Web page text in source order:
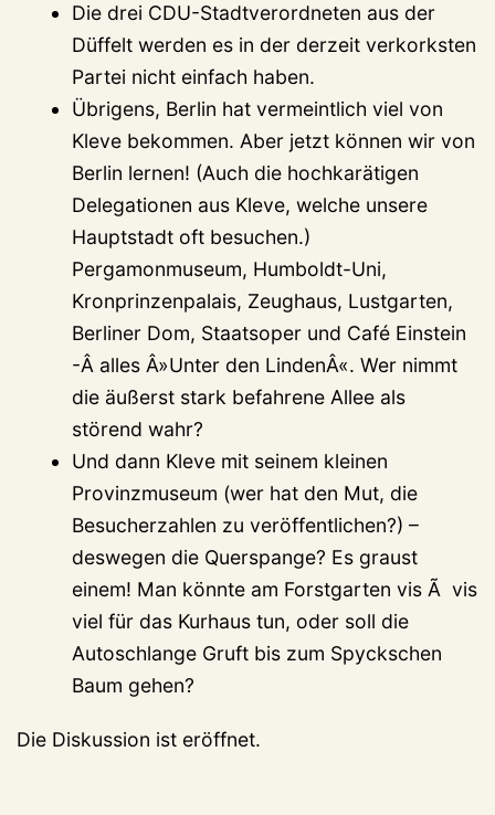
Die drei CDU-Stadtverordneten aus der
Düffelt werden es in der derzeit verkorksten
Partei nicht einfach haben.
Übrigens, Berlin hat vermeintlich viel von
Kleve bekommen. Aber jetzt können wir von
Berlin lernen! (Auch die hochkarätigen
Delegationen aus Kleve, welche unsere
Hauptstadt oft besuchen.)
Pergamonmuseum, Humboldt-Uni,
Kronprinzenpalais, Zeughaus, Lustgarten,
Berliner Dom, Staatsoper und Café Einstein
-Â alles Â»Unter den LindenÂ«. Wer nimmt
die äußerst stark befahrene Allee als
störend wahr?
Und dann Kleve mit seinem kleinen
Provinzmuseum (wer hat den Mut, die
Besucherzahlen zu veröffentlichen?) –
deswegen die Querspange? Es graust
einem! Man könnte am Forstgarten vis Ã vis
viel für das Kurhaus tun, oder soll die
Autoschlange Gruft bis zum Spyckschen
Baum gehen?
Die Diskussion ist eröffnet.